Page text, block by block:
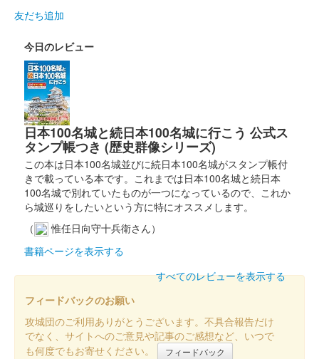
友だち追加
今日のレビュー
日本100名城と続日本100名城に行こう 公式ス
タンプ帳つき (歴史群像シリーズ)
この本は日本100名城並びに続日本100名城がスタンプ帳付
きで載っている本です。これまでは日本100名城と続日本
100名城で別れていたものが一つになっているので、これか
ら城巡りをしたいという方に特にオススメします。
（
惟任日向守十兵衛さん）
書籍ページを表示する
すべてのレビューを表示する
フィードバックのお願い
攻城団のご利用ありがとうございます。不具合報告だけ
でなく、サイトへのご意見や記事のご感想など、いつで
も何度でもお寄せください。
フィードバック